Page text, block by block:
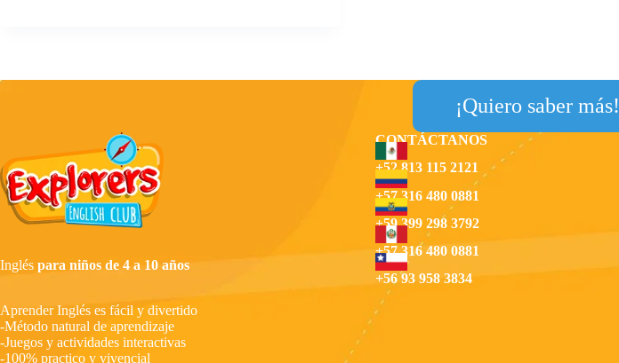
¡Quiero saber más!
Inglés para niños de 4 a 10 años
Aprender Inglés es fácil y divertido
-Método natural de aprendizaje
-Juegos y actividades interactivas
-100% practico y vivencial
CONTÁCTANOS
+52 813 115 2121
+57 316 480 0881
+59 399 298 3792
+57 316 480 0881
+56 93 958 3834